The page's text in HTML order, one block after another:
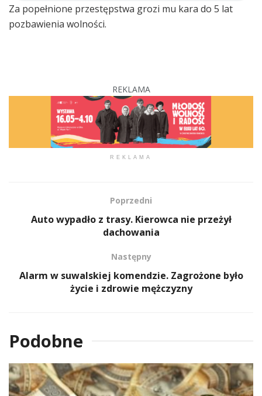
Za popełnione przestępstwa grozi mu kara do 5 lat
pozbawienia wolności.
REKLAMA
REKLAMA
Poprzedni
Auto wypadło z trasy. Kierowca nie przeżył
dachowania
Następny
Alarm w suwalskiej komendzie. Zagrożone było
życie i zdrowie mężczyzny
Podobne